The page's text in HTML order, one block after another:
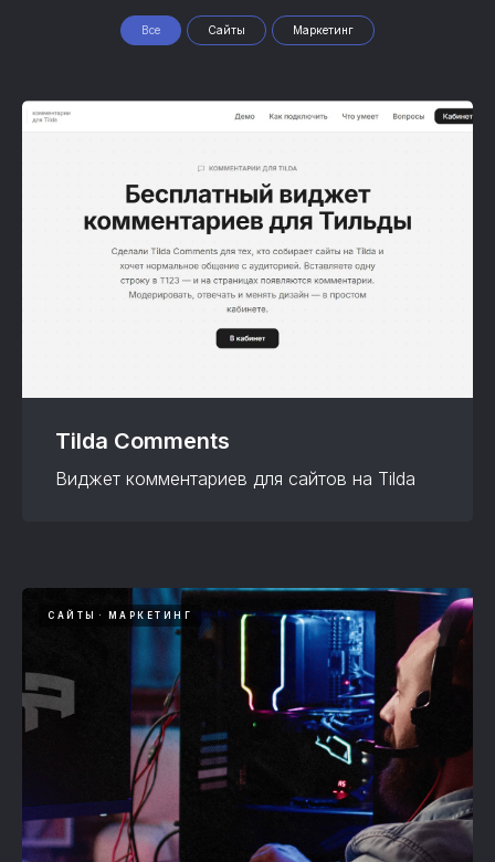
Все Сайты Маркетинг
Tilda Comments
Виджет комментариев для сайтов на Tilda
САЙТЫ МАРКЕТИНГ